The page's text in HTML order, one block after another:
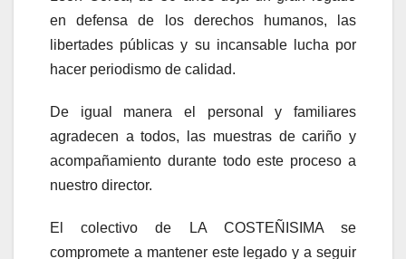
en defensa de los derechos humanos, las
libertades públicas y su incansable lucha por
hacer periodismo de calidad.
De igual manera el personal y familiares
agradecen a todos, las muestras de cariño y
acompañamiento durante todo este proceso a
nuestro director.
El colectivo de LA COSTEÑISIMA se
compromete a mantener este legado y a seguir